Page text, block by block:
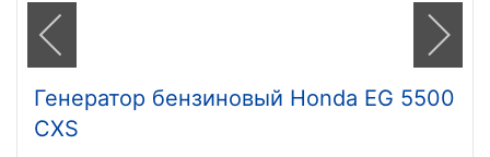
Генератор бензиновый Honda EG 5500
CXS